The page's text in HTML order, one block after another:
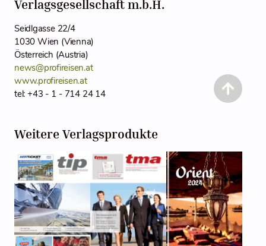
Verlagsgesellschaft m.b.H.
Seidlgasse 22/4
1030 Wien (Vienna)
Österreich (Austria)
news@profireisen.at
www.profireisen.at
tel: +43 - 1 - 714 24 14
Weitere Verlagsprodukte